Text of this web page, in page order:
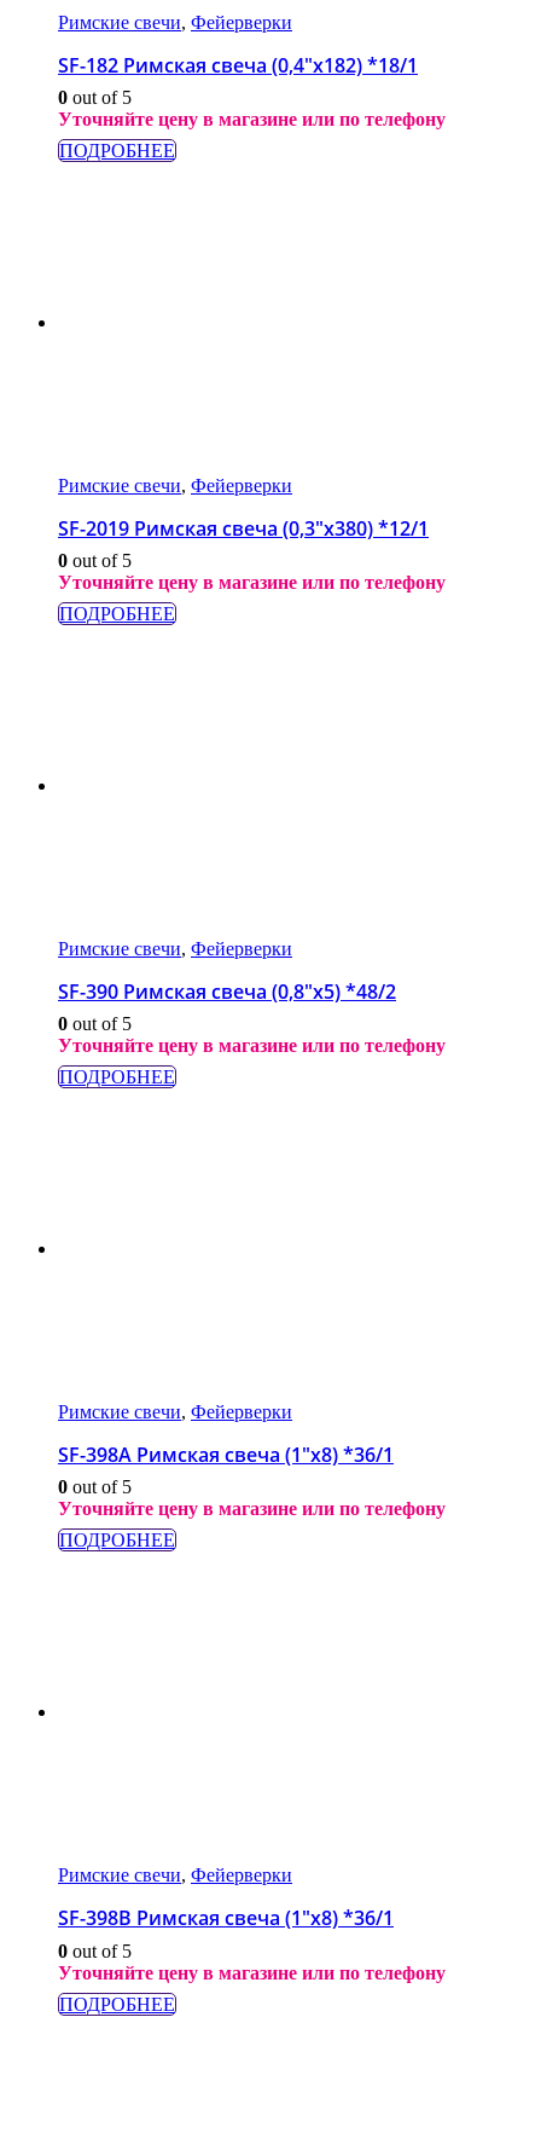
Римские свечи, Фейерверки
SF-182 Римская свеча (0,4″х182) *18/1
0 out of 5
Уточняйте цену в магазине или по телефону
ПОДРОБНЕЕ
Римские свечи, Фейерверки
SF-2019 Римская свеча (0,3″х380) *12/1
0 out of 5
Уточняйте цену в магазине или по телефону
ПОДРОБНЕЕ
Римские свечи, Фейерверки
SF-390 Римская свеча (0,8″х5) *48/2
0 out of 5
Уточняйте цену в магазине или по телефону
ПОДРОБНЕЕ
Римские свечи, Фейерверки
SF-398A Римская свеча (1″х8) *36/1
0 out of 5
Уточняйте цену в магазине или по телефону
ПОДРОБНЕЕ
Римские свечи, Фейерверки
SF-398B Римская свеча (1″х8) *36/1
0 out of 5
Уточняйте цену в магазине или по телефону
ПОДРОБНЕЕ